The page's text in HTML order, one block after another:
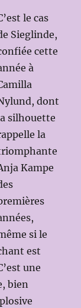
le cas
Sieglinde,
cette
à
dont
silhouette
la
Kampe
si le
est
une
bien